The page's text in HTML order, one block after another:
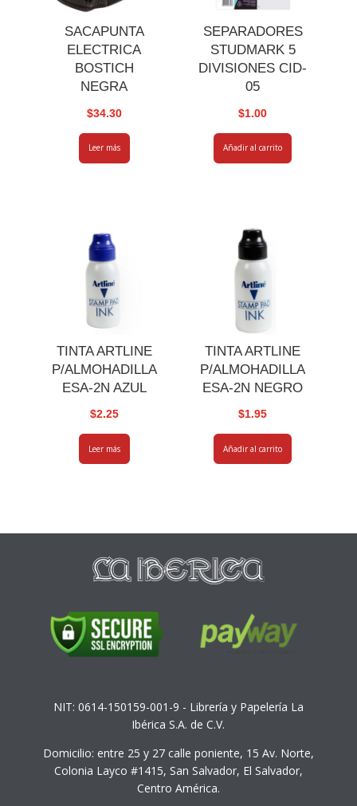
SACAPUNTA
ELECTRICA
BOSTICH
NEGRA
$34.30
Leer más
SEPARADORES
STUDMARK 5
DIVISIONES CID-
05
$1.00
Añadir al carrito
TINTA ARTLINE
P/ALMOHADILLA
ESA-2N AZUL
$2.25
Leer más
TINTA ARTLINE
P/ALMOHADILLA
ESA-2N NEGRO
$1.95
Añadir al carrito
NIT: 0614-150159-001-9 - Librería y Papelería La
Ibérica S.A. de C.V.
Domicilio: entre 25 y 27 calle poniente, 15 Av. Norte,
Colonia Layco #1415, San Salvador, El Salvador,
Centro América.